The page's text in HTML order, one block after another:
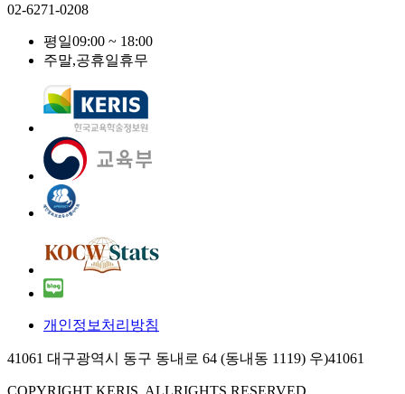
02-6271-0208
평일09:00 ~ 18:00
주말,공휴일휴무
개인정보처리방침
41061 대구광역시 동구 동내로 64 (동내동 1119) 우)41061
COPYRIGHT KERIS. ALLRIGHTS RESERVED